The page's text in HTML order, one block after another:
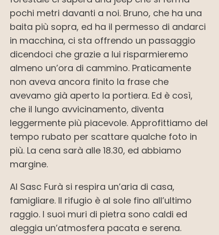
pochi metri davanti a noi. Bruno, che ha una
baita più sopra, ed ha il permesso di andarci
in macchina, ci sta offrendo un passaggio
dicendoci che grazie a lui risparmieremo
almeno un’ora di cammino. Praticamente
non aveva ancora finito la frase che
avevamo già aperto la portiera. Ed è così,
che il lungo avvicinamento, diventa
leggermente più piacevole. Approfittiamo del
tempo rubato per scattare qualche foto in
più. La cena sarà alle 18.30, ed abbiamo
margine.
Al Sasc Furà si respira un’aria di casa,
famigliare. Il rifugio è al sole fino all’ultimo
raggio. I suoi muri di pietra sono caldi ed
aleggia un’atmosfera pacata e serena.